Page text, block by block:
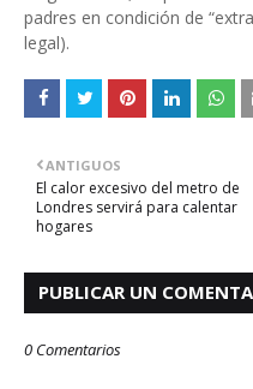
padres en condición de
legal).
ANTIGUOS
El calor excesivo del metro de
Londres servirá para calentar
hogares
PUBLICAR UN
0 Comentarios